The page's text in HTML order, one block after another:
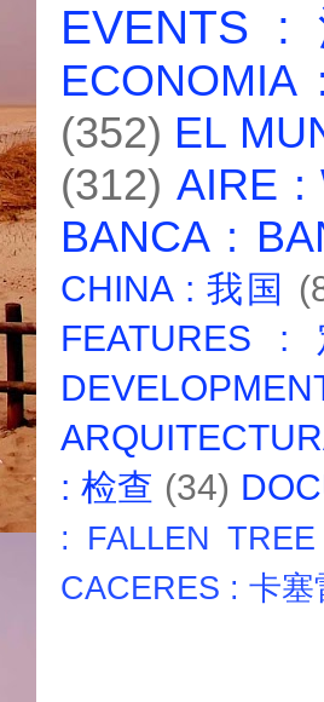
EVENTS :
(352) EL
(312) AIRE :
BANCA :
CHINA : 我国
: 检查 (34)
: FALLEN
CACERES : 卡塞